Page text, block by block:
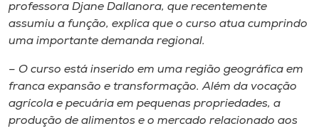
professora Djane Dallanora, que recentemente
assumiu a função, explica que o curso atua cumprindo
uma importante demanda regional.
– O curso está inserido em uma região geográfica em
franca expansão e transformação. Além da vocação
agrícola e pecuária em pequenas propriedades, a
produção de alimentos e o mercado relacionado aos